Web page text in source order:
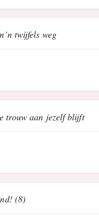
twijfels weg
trouw aan jezelf blijft
(8)